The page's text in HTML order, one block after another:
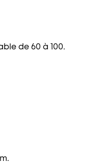
de 60 à 100.